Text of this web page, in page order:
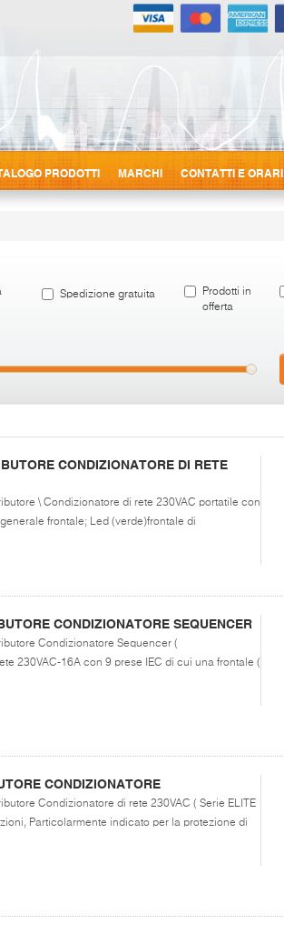
PRODOTTI MARCHI CONTATTI E ORARI
Spedizione gratuita
Prodotti in
offerta
CONDIZIONATORE DI RETE
\ Condizionatore di rete 230VAC portatile con
frontale; Led (verde)frontale di
CONDIZIONATORE SEQUENCER
Condizionatore Sequencer (
230VAC-16A con 9 prese IEC di cui una frontale (
CONDIZIONATORE
Condizionatore di rete 230VAC ( Serie ELITE
Particolarmente indicato per la protezione di